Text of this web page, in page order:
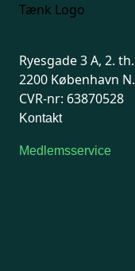
Ryesgade 3 A, 2. th.
2200 København N.
CVR-nr: 63870528
Kontakt
Medlemsservice